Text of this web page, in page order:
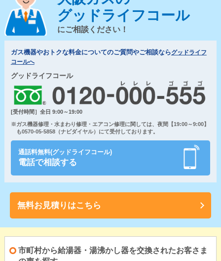
グッドライフコール
にご相談ください！
ガス機器やおトクな料金についてのご質問やご相談ならグッドライフ
コールへ
グッドライフコール
[受付時間］全日 9:00～19:00
※ガス機器修理・水まわり修理・エアコン修理に関しては、夜間【19:00～9:00】
も0570-05-5858（ナビダイヤル）にて受付しております。
通話料無料(グッドライフコール)
電話で相談する
無料お見積りはこちら
市町村から給湯器・湯沸かし器を交換されたお客さま